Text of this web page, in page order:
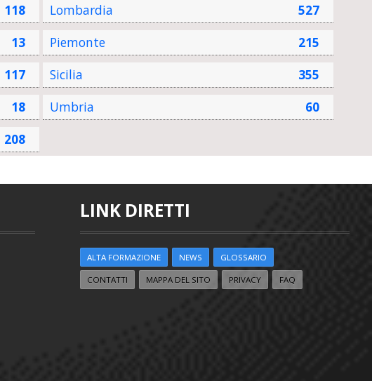
118 Lombardia
527
13 Piemonte
215
117 Sicilia
355
18 Umbria
60
208
LINK DIRETTI
ALTA FORMAZIONE NEWS GLOSSARIO
CONTATTI MAPPA DEL SITO PRIVACY FAQ